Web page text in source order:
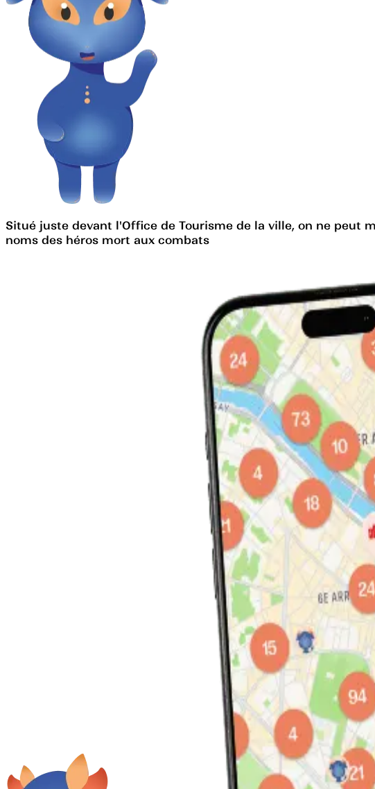
Situé juste devant l'Office de Tourisme de la ville, on ne peut
noms des héros mort aux combats